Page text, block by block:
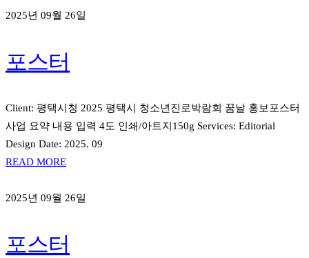
2025년 09월 26일
포스터
Client: 평택시청 2025 평택시 청소년진로박람회 꿈날 홍보포스터
사업 요약 내용 입력 4도 인쇄/아트지150g Services: Editorial
Design Date: 2025. 09
READ MORE
2025년 09월 26일
포스터